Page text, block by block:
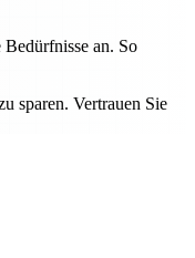
an. So
sparen. Vertrauen Sie